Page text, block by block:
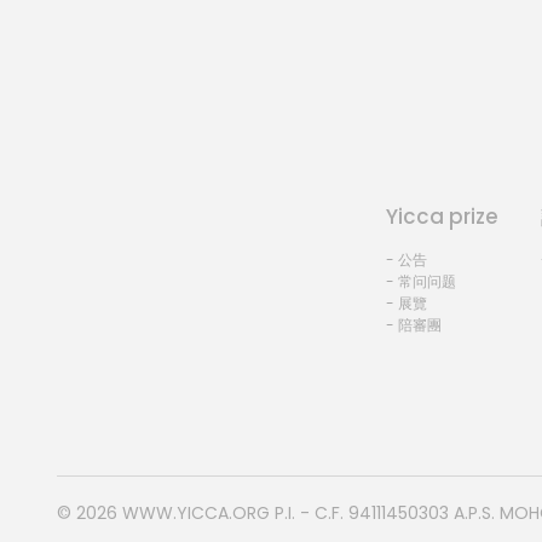
Yicca prize
- 公告
- 常问问题
- 展覽
- 陪審團
© 2026 WWW.YICCA.ORG P.I. - C.F. 94111450303 A.P.S.